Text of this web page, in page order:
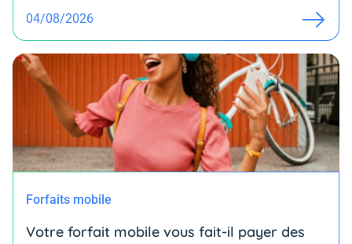
04/08/2026
Forfaits mobile
Votre forfait mobile vous fait-il payer des